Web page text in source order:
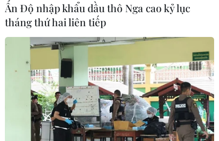
Ấn Độ nhập khẩu dầu thô Nga cao kỷ lục
tháng thứ hai liên tiếp